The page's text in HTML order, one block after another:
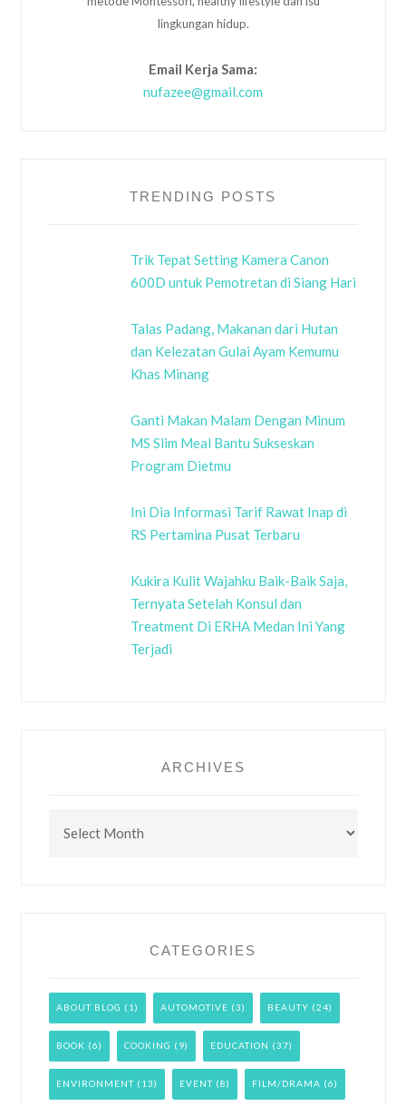
lingkungan hidup.
Email Kerja Sama:
nufazee@gmail.com
TRENDING POSTS
Trik Tepat Setting Kamera Canon
600D untuk Pemotretan di Siang Hari
Talas Padang, Makanan dari Hutan
dan Kelezatan Gulai Ayam Kemumu
Khas Minang
Ganti Makan Malam Dengan Minum
MS Slim Meal Bantu Sukseskan
Program Dietmu
Ini Dia Informasi Tarif Rawat Inap di
RS Pertamina Pusat Terbaru
Kukira Kulit Wajahku Baik-Baik Saja,
Ternyata Setelah Konsul dan
Treatment Di ERHA Medan Ini Yang
Terjadi
ARCHIVES
CATEGORIES
ABOUT BLOG (1) AUTOMOTIVE (3) BEAUTY (24)
BOOK (6) COOKING (9) EDUCATION (37)
ENVIRONMENT(13) EVENT(8) FILM/DRAMA (6)